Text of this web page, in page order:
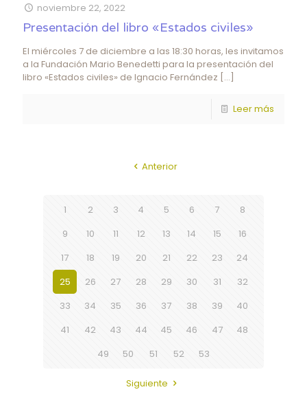
noviembre 22, 2022
Presentación del libro «Estados civiles»
El miércoles 7 de diciembre a las 18:30 horas, les invitamos
a la Fundación Mario Benedetti para la presentación del
libro «Estados civiles» de Ignacio Fernández […]
Leer más
Anterior
1 2 3 4 5 6 7
8
9
10 11 12 13 14 15
16
17
18 19 20 21 22 23
24
25
26 27 28 29 30 31
32
33
34 35 36 37 38 39
40
41
42 43 44 45 46 47
48
49
50 51 52 53
Siguiente